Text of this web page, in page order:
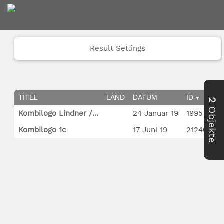
Result Settings
TITEL LAND DATUM ID
Kombilogo Lindner /... 24 Januar 19 19957
Kombilogo 1c
17 Juni 19 21240
2
Objekte